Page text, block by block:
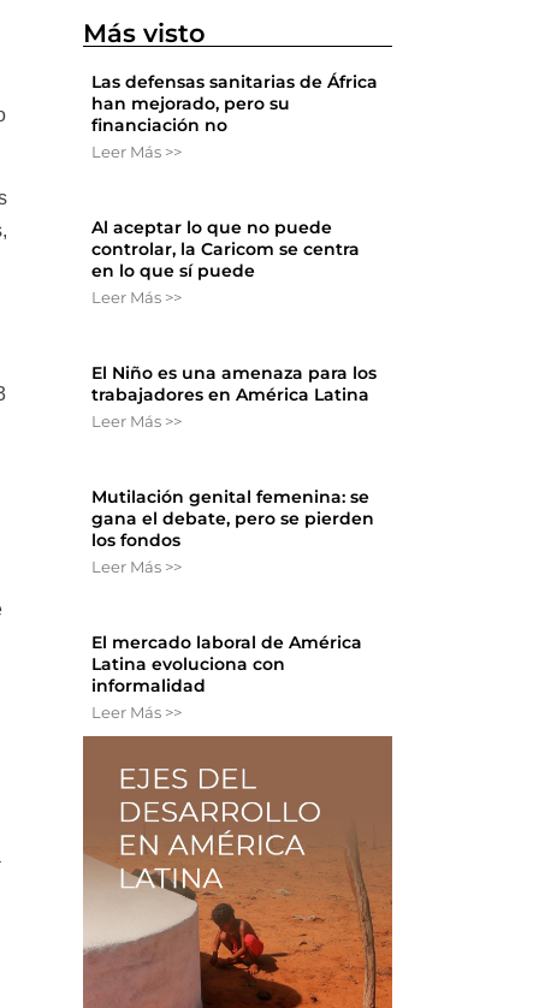
Más visto
Las defensas sanitarias de África
han mejorado, pero su
financiación no
Leer Más >>
Al aceptar lo que no puede
controlar, la Caricom se centra
en lo que sí puede
Leer Más >>
El Niño es una amenaza para los
trabajadores en América Latina
Leer Más >>
Mutilación genital femenina: se
gana el debate, pero se pierden
los fondos
Leer Más >>
El mercado laboral de América
Latina evoluciona con
informalidad
Leer Más >>